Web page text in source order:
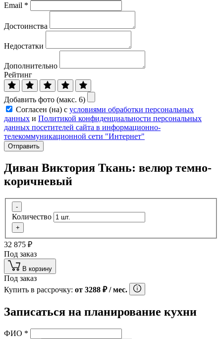
Email *
Достоинства
Недостатки
Дополнительно
Рейтинг
Добавить фото (макс. 6)
Согласен (на) с условиями обработки персональных
данных и Политикой конфиденциальности персональных
данных посетителей сайта в информационно-
телекоммуникационной сети "Интернет"
Отправить
Диван Виктория Ткань: велюр темно-
коричневый
-
Количество
+
32 875 ₽
Под заказ
В корзину
Под заказ
Купить в рассрочку: от 3288 ₽/ мес.
Записаться на планирование кухни
ФИО *